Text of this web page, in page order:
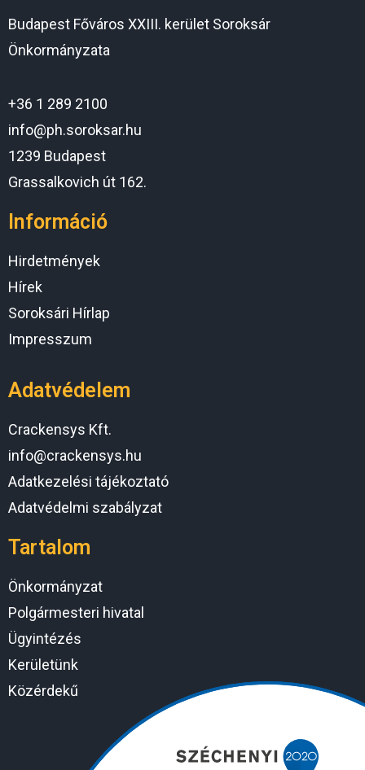
Budapest Főváros XXIII. kerület Soroksár
Önkormányzata
+36 1 289 2100
info@ph.soroksar.hu
1239 Budapest
Grassalkovich út 162.
Információ
Hirdetmények
Hírek
Soroksári Hírlap
Impresszum
Adatvédelem
Crackensys Kft.
info@crackensys.hu
Adatkezelési tájékoztató
Adatvédelmi szabályzat
Tartalom
Önkormányzat
Polgármesteri hivatal
Ügyintézés
Kerületünk
Közérdekű